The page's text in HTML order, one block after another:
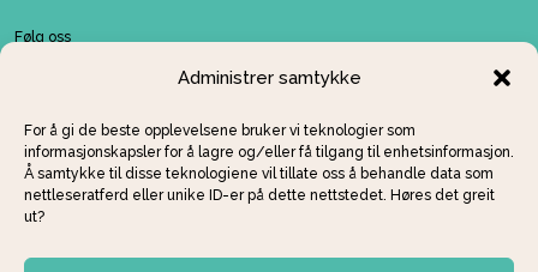
Administrer samtykke
For å gi de beste opplevelsene bruker vi teknologier som
informasjonskapsler for å lagre og/eller få tilgang til enhetsinformasjon.
Å samtykke til disse teknologiene vil tillate oss å behandle data som
nettleseratferd eller unike ID-er på dette nettstedet. Høres det greit
ut?
Følg oss